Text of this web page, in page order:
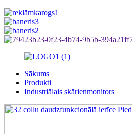
Sākums
Produkti
Industriālais skārienmonitors